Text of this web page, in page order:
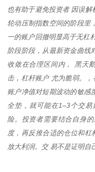
也有助于避免投资者 因误
轮动压制指数空间的阶段里
一的账户回撤明显高于无杠
阶段阶段，从最新资金曲线
收敛在合理区间内， 黑天
击，杠杆账户 尤为脆弱。，
账户净值对短期波动的敏感
全垫，就可能在1–3个交
险。投资者需要结合自身
度，再反推合适的仓位和
放大利润。交 易不是证明自